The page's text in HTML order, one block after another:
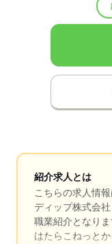
紹介求人とは
こちらの求人情報
ディップ株式会
職業紹介となりま
はたらこねっとか